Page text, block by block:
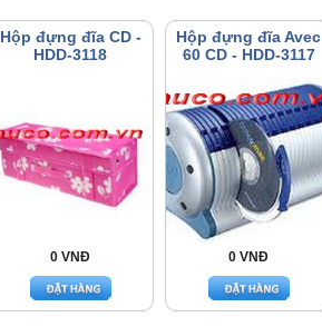
Hộp đựng đĩa CD -
HDD-3118
0 VNĐ
Hộp đựng đĩa Avec
60 CD - HDD-3117
0 VNĐ